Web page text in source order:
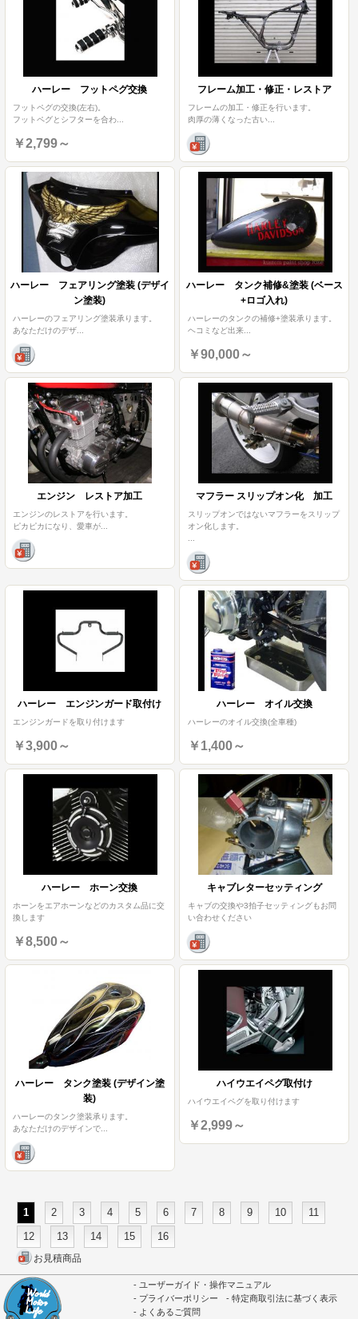
ハーレー フットペグ交換
フットペグの交換(左右)。
フットペグとシフターを合わ...
￥2,799～
フレーム加工・修正・レストア
フレームの加工・修正を行います。
肉厚の薄くなった古い...
ハーレー フェアリング塗装 (デザイ
ン塗装)
ハーレーのフェアリング塗装承ります。
あなただけのデザ...
ハーレー タンク補修&塗装 (ベース
+ロゴ入れ)
ハーレーのタンクの補修+塗装承ります。
ヘコミなど出来...
￥90,000～
エンジン レストア加工
エンジンのレストアを行います。
ピカピカになり、愛車が...
マフラー スリップオン化 加工
スリップオンではないマフラーをスリップ
オン化します。
...
ハーレー エンジンガード取付け
エンジンガードを取り付けます
￥3,900～
ハーレー オイル交換
ハーレーのオイル交換(全車種)
￥1,400～
ハーレー ホーン交換
ホーンをエアホーンなどのカスタム品に交
換します
￥8,500～
キャブレターセッティング
キャブの交換や3拍子セッティングもお問
い合わせください
ハーレー タンク塗装 (デザイン塗
装)
ハーレーのタンク塗装承ります。
あなただけのデザインで...
ハイウエイペグ取付け
ハイウエイペグを取り付けます
￥2,999～
1 2 3 4 5 6 7 8 9 10
11
12
13 14 15 16
お見積商品
ユーザーガイド・操作マニュアル
プライバーポリシー
特定商取引法に基づく表示
よくあるご質問